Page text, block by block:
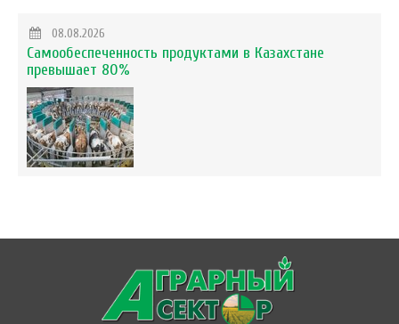
08.08.2026
Самообеспеченность продуктами в Казахстане
превышает 80%